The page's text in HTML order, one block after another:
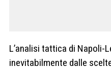
L’analisi tattica di Napoli-
inevitabilmente dalle